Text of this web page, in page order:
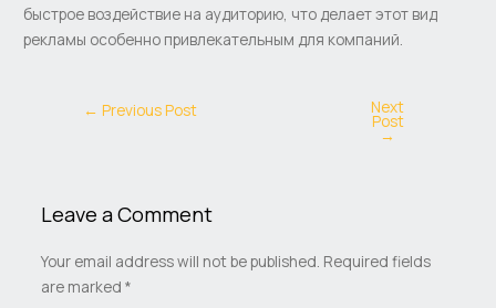
быстрое воздействие на аудиторию, что делает этот вид
рекламы особенно привлекательным для компаний.
← Previous Post Next
Post
→
Leave a Comment
Your email address will not be published. Required fields
are marked *